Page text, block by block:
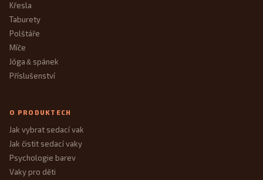
Křesla
Taburety
Polštáře
Míče
Jóga&spánek
Příslušenství
O PRODUKTECH
Jak vybrat sedací vak
Jak čistit sedací vaky
Psychologie barev
Vaky pro děti